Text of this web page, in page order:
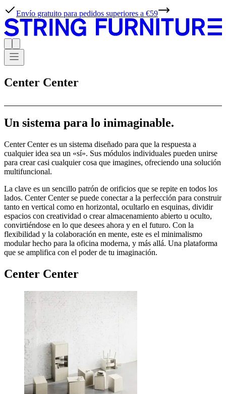
Envío gratuito para pedidos superiores a €59
Center Center
Un sistema para lo inimaginable.
Center Center es un sistema diseñado para que la respuesta a
cualquier idea sea un «sí». Sus módulos individuales pueden unirse
para crear casi cualquier cosa que imagines, ofreciendo una solución
multifuncional.
La clave es un sencillo patrón de orificios que se repite en todos los
lados. Center Center se puede conectar a la perfección para construir
tanto en vertical como en horizontal, ocultarlo en esquinas, dividir
espacios con creatividad o crear almacenamiento abierto u oculto,
convirtiéndose en lo que desees ahora y en el futuro. Con la
flexibilidad y la colaboración en mente, este es el minimalismo
modular hecho para la oficina moderna, y más allá. Una plataforma
que se amplifica con el poder de tu imaginación.
Center Center